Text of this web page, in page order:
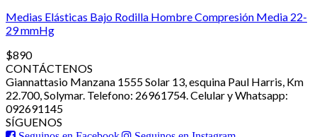
Medias Elásticas Bajo Rodilla Hombre Compresión Media 22-
29 mmHg
$890
CONTÁCTENOS
Giannattasio Manzana 1555 Solar 13, esquina Paul Harris, Km
22.700, Solymar. Telefono: 26961754. Celular y Whatsapp:
092691145
SÍGUENOS